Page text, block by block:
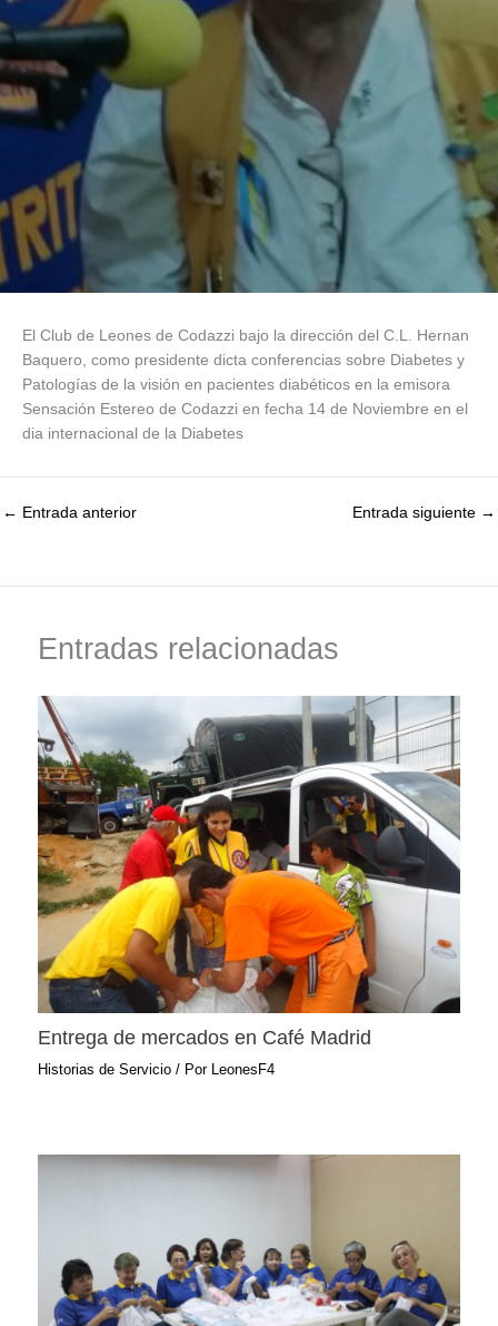
El Club de Leones de Codazzi bajo la dirección del C.L. Hernan
Baquero, como presidente dicta conferencias sobre Diabetes y
Patologías de la visión en pacientes diabéticos en la emisora
Sensación Estereo de Codazzi en fecha 14 de Noviembre en el
dia internacional de la Diabetes
← Entrada anterior Entrada siguiente →
Entradas relacionadas
Entrega de mercados en Café Madrid
Historias de Servicio / Por LeonesF4